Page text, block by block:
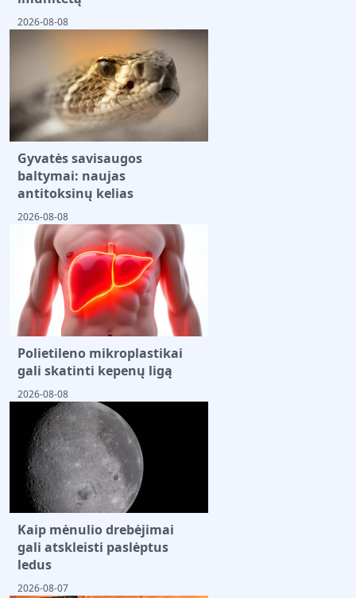
2026-08-08
Gyvatės savisaugos
baltymai: naujas
antitoksinų kelias
2026-08-08
Polietileno mikroplastikai
gali skatinti kepenų ligą
2026-08-08
Kaip mėnulio drebėjimai
gali atskleisti paslėptus
ledus
2026-08-07